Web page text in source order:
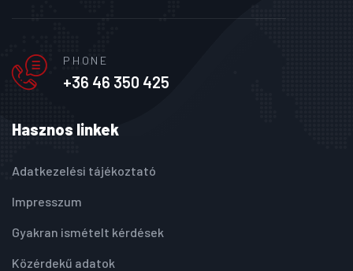
PHONE
+36 46 350 425
Hasznos linkek
Adatkezelési tájékoztató
Impresszum
Gyakran ismételt kérdések
Közérdekű adatok